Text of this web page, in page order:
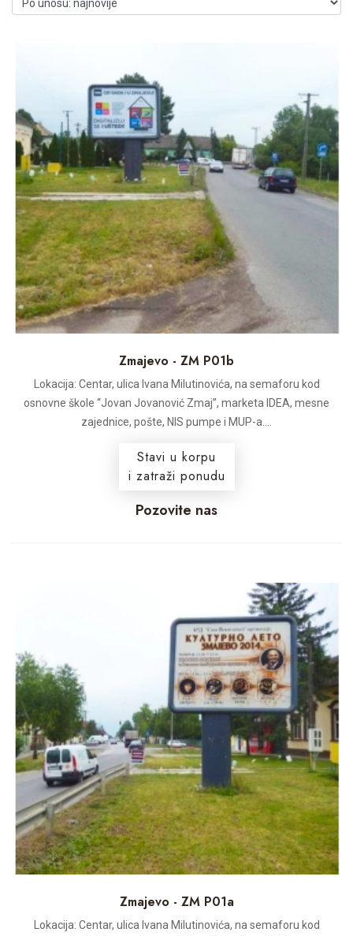
Zmajevo - ZM P01b
Lokacija: Centar, ulica Ivana Milutinovića, na semaforu kod
osnovne škole “Jovan Jovanović Zmaj”, marketa IDEA, mesne
zajednice, pošte, NIS pumpe i MUP-a....
Stavi u korpu
i zatraži ponudu
Pozovite nas
Zmajevo - ZM P01a
Lokacija: Centar, ulica Ivana Milutinovića, na semaforu kod